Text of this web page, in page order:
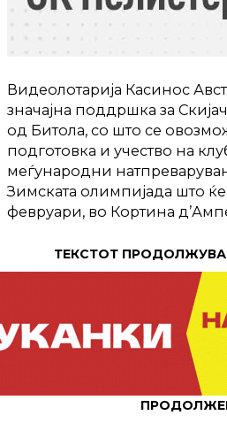
Видеолотарија Касинос
значајна поддршка за
од Битола, со што се
подготовка и учество на
меѓународни
Зимската олимпијада што
февруари, во Кортина
ТЕКСТОТ